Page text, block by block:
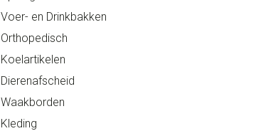
Voer- en Drinkbakken
Orthopedisch
Koelartikelen
Dierenafscheid
Waakborden
Kleding